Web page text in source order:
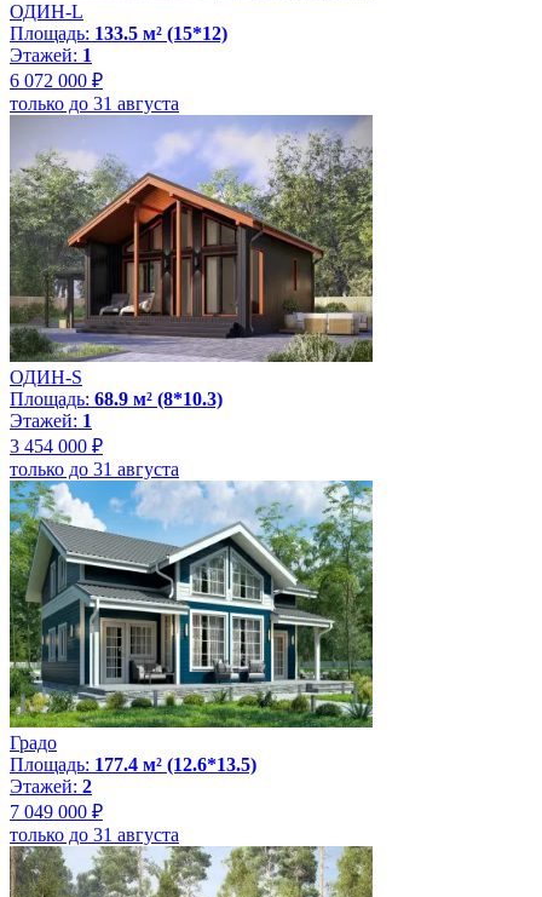
ОДИН-L
Площадь: 133.5 м² (15*12)
Этажей: 1
6 072 000 ₽
только до 31 августа
ОДИН-S
Площадь: 68.9 м² (8*10.3)
Этажей: 1
3 454 000 ₽
только до 31 августа
Градо
Площадь: 177.4 м² (12.6*13.5)
Этажей: 2
7 049 000 ₽
только до 31 августа